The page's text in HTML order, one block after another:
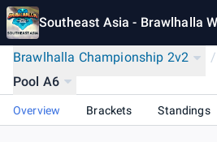
Southeast Asia - Brawlhalla World Champi
Brawlhalla Championship 2v2 /
Pool A6
Overview Brackets Standings